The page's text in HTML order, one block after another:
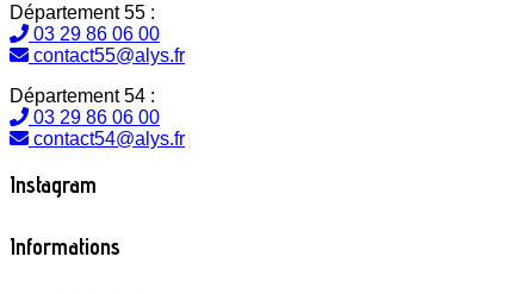
Département 55 :
03 29 86 06 00
contact55@alys.fr
Département 54 :
03 29 86 06 00
contact54@alys.fr
Instagram
Informations